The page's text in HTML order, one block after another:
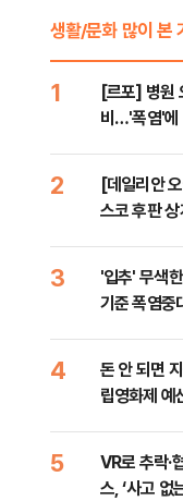
생활/문화 많이 본
1
[르포] 병원
비…'폭염'에
2
[데일리안
스코 후판
3
'입추' 무색
기준 폭염중
4
돈 안 되면
립영화제 예
5
VR로 추락·
스, ‘사고 없